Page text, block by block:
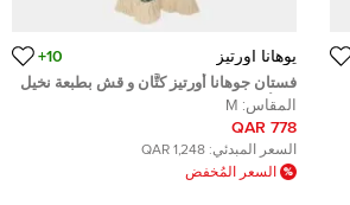
يوهانا اورتيز 10+
فستان جوهانا أورتيز كتَّان و قش بطبعة نخيل
بيج/أخضر ماكسي مقاس متوسط (ميديم)
المقاس: M
778 QAR
السعر المبدئي: 1,248 QAR
السعر المُخفض